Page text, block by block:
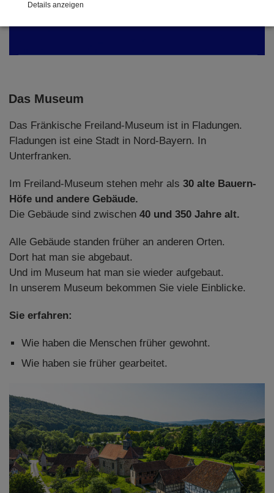
Details anzeigen
Notwendig
Hierbei werden keinerlei personenbezogenen Daten gespeichert.
Statistik
Seitenaufrufe als Statistik. Die hierdurch gespeicherten Daten werden
Übertragung an Dritte erfolgt nicht. Wir verwenden die Funktion
AnonymizeIP zur Anonymisierung Ihrer IP-Adresse, so dass diese gekürzt
YouTube / Vimeo
Videos werden über die Plattformen YouTube oder Vimeo eingebunden.
bewirkt laut YouTube, dass YouTube keine Informationen über die
ansehen.
Eingebundene Inhalte
eingebunden. Das können Kartendienste wie z.B. Google Maps sein
Das Museum
Das Fränkische Freiland-Museum ist in Fladungen.
Fladungen ist eine Stadt in Nord-Bayern. In
Unterfranken.
Im Freiland-Museum stehen mehr als 30 alte Bauern-
Höfe und andere Gebäude.
Die Gebäude sind zwischen 40 und 350 Jahre alt.
Alle Gebäude standen früher an anderen Orten.
Dort hat man sie abgebaut.
Und im Museum hat man sie wieder aufgebaut.
In unserem Museum bekommen Sie viele Einblicke.
Sie erfahren:
Wie haben die Menschen früher gewohnt.
Wie haben sie früher gearbeitet.